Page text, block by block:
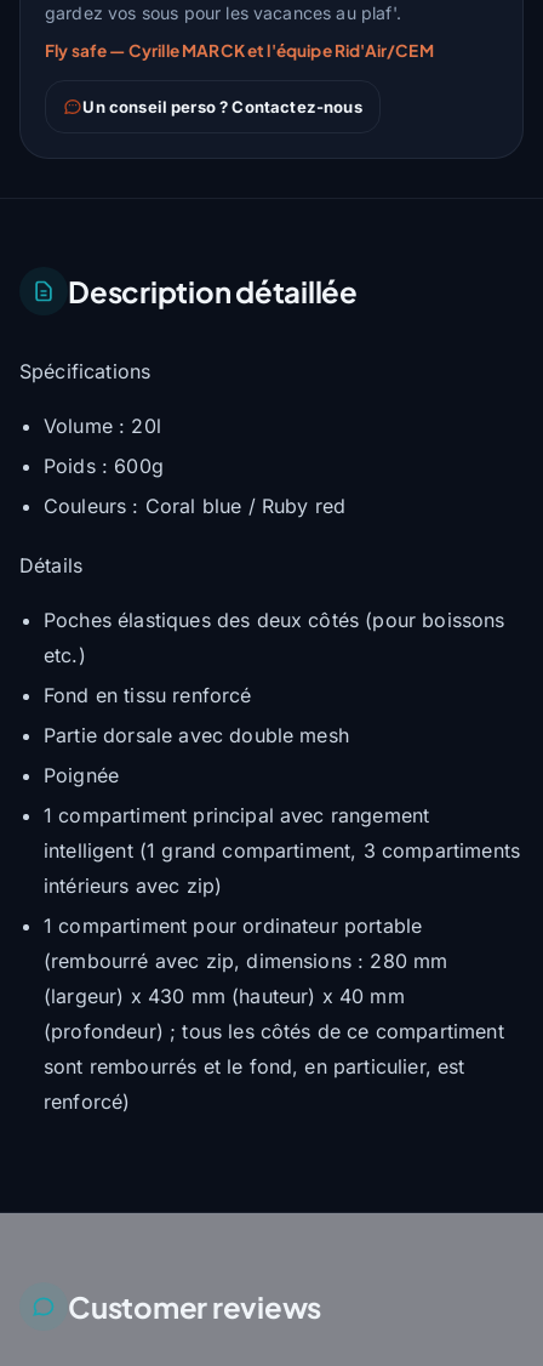
gardez vos sous pour les vacances au plaf'.
Fly safe — Cyrille MARCK et l'équipe Rid'Air/CEM
Un conseil perso ? Contactez-nous
Description détaillée
Spécifications
Volume : 20l
Poids : 600g
Couleurs : Coral blue / Ruby red
Détails
Poches élastiques des deux côtés (pour boissons
etc.)
Fond en tissu renforcé
Partie dorsale avec double mesh
Poignée
1 compartiment principal avec rangement
intelligent (1 grand compartiment, 3 compartiments
intérieurs avec zip)
1 compartiment pour ordinateur portable
(rembourré avec zip, dimensions : 280 mm
(largeur) x 430 mm (hauteur) x 40 mm
(profondeur) ; tous les côtés de ce compartiment
sont rembourrés et le fond, en particulier, est
renforcé)
Customer reviews